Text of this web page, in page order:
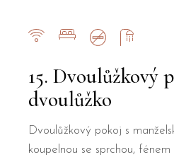
15. Dvoulůžkový
dvoulůžko
Dvoulůžkový pokoj s
koupelnou se sprchou,